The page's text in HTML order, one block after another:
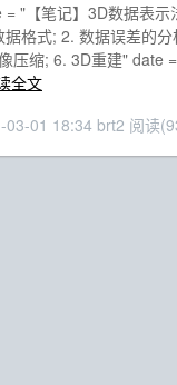
= "【笔记】3D数据表
格式; 2. 数据误差的
压缩; 6. 3D重建" date
全文
03-01 18:34 brt2 阅读